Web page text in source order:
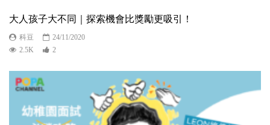
大人孩子大不同｜探索機會比獎勵更吸引！
科豆
24/11/2020
2.5K
2